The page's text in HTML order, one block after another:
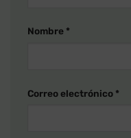
Nombre *
Correo electrónico *